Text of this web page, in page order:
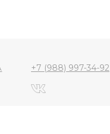
+7 (988) 997-34-92